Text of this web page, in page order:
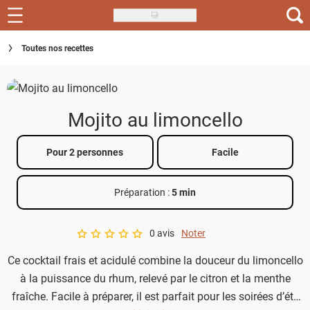
Skip
to
main
Recettes
Inspirations
Menu de la semaine
Actus
Téléchargez l'app Saveurs Recettes
Guide d'achat
Toutes nos recettes
Mojito au limoncello
Pour 2 personnes Facile
Préparation :5 min
A star rating of 0 out of 5.
0 avis Noter
Ce cocktail frais et acidulé combine la douceur du limoncello
à la puissance du rhum, relevé par le citron et la menthe
fraîche. Facile à préparer, il est parfait pour les soirées d’été